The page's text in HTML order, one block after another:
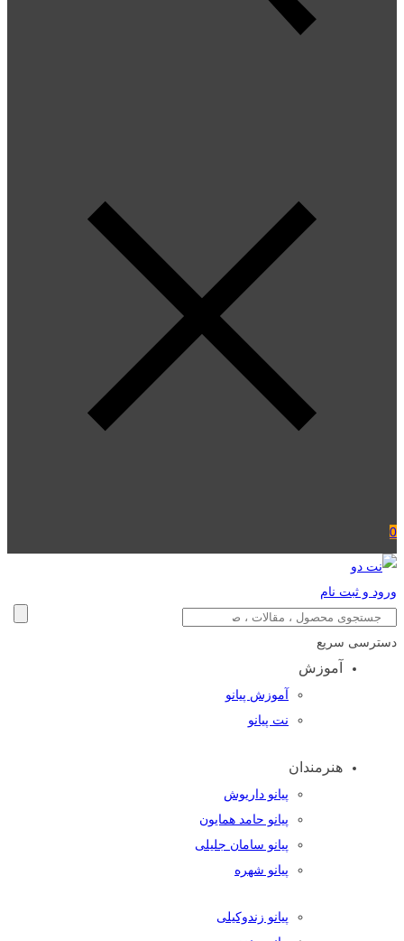
0
ورود و ثبت نام
دسترسی سریع
آموزش
آموزش پیانو
نت پیانو
هنرمندان
پیانو داریوش
پیانو حامد همایون
پیانو سامان جلیلی
پیانو شهره
پیانو زندوکیلی